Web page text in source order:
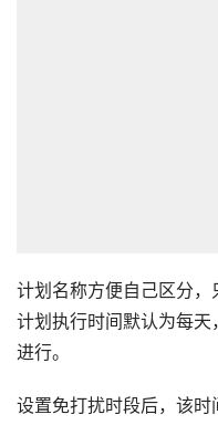
计划名称方便自己区分，
计划执行时间默认为每
进行。
设置免打扰时段后，该时